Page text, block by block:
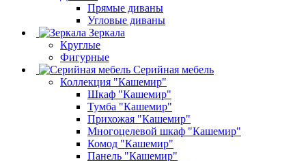
Прямые диваны
Угловые диваны
Зеркала
Круглые
Фигурные
Серийная мебель
Коллекция "Кашемир"
Шкаф "Кашемир"
Тумба "Кашемир"
Прихожая "Кашемир"
Многоцелевой шкаф "Кашемир"
Комод "Кашемир"
Панель "Кашемир"